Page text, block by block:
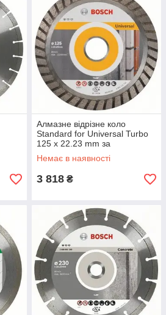
Алмазне відрізне коло
Standard for Universal Turbo
125 х 22.23 mm за
будівельними матеріалами
(10 шт), Bosch 2608603250
Немає в наявності
3 818 ₴